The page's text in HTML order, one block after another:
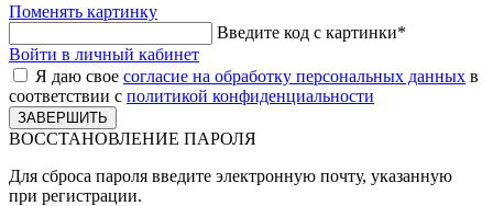
Поменять картинку
Введите код с картинки*
Войти в личный кабинет
Я даю свое согласие на обработку персональных данных в
соответствии с политикой конфиденциальности
ВОССТАНОВЛЕНИЕ ПАРОЛЯ
Для сброса пароля введите электронную почту, указанную
при регистрации.